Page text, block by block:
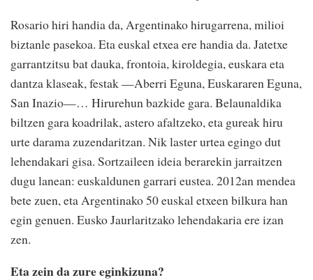
Rosario hiri handia da, Argentinako hirugarrena, milioi
biztanle pasekoa. Eta euskal etxea ere handia da. Jatetxe
garrantzitsu bat dauka, frontoia, kiroldegia, euskara eta
dantza klaseak, festak —Aberri Eguna, Euskararen Eguna,
San Inazio—… Hirurehun bazkide gara. Belaunaldika
biltzen gara koadrilak, astero afaltzeko, eta gureak hiru
urte darama zuzendaritzan. Nik laster urtea egingo dut
lehendakari gisa. Sortzaileen ideia berarekin jarraitzen
dugu lanean: euskaldunen garrari eustea. 2012an mendea
bete zuen, eta Argentinako 50 euskal etxeen bilkura han
egin genuen. Eusko Jaurlaritzako lehendakaria ere izan
zen.
Eta zein da zure eginkizuna?